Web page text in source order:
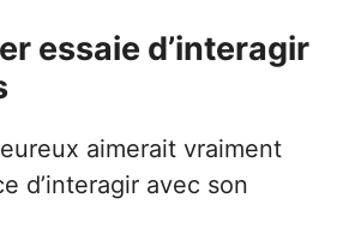
essaie d’interagir
aimerait vraiment
d’interagir avec son